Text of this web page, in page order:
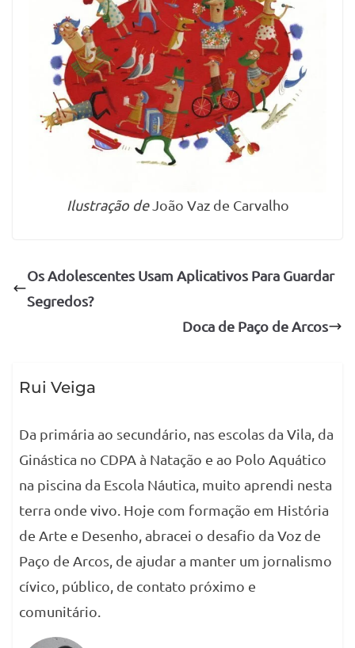
Ilustração deJoão Vaz de Carvalho
Os Adolescentes Usam Aplicativos Para Guardar
Segredos?
Doca de Paço de Arcos
Rui Veiga
Da primária ao secundário, nas escolas da Vila, da
Ginástica no CDPA à Natação e ao Polo Aquático
na piscina da Escola Náutica, muito aprendi nesta
terra onde vivo. Hoje com formação em História
de Arte e Desenho, abracei o desafio da Voz de
Paço de Arcos, de ajudar a manter um jornalismo
cívico, público, de contato próximo e
comunitário.